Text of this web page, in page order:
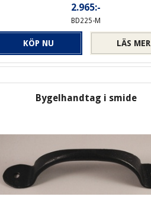
2.965:-
BD225-M
LÄS MER
KÖP NU
Bygelhandtag i smide